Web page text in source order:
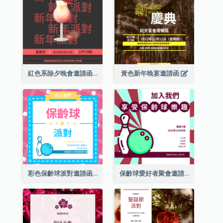
紅色系除夕晚會邀請函 黃色新年晚宴邀請函
彩色保齡球派對邀請函 保齡球愛好者聚會邀請函